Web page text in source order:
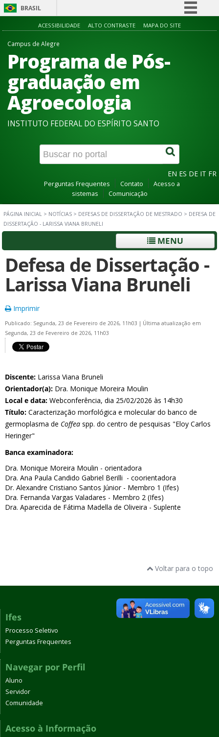
BRASIL
Simplifique!
Participe
Acesso à informação
ACESSIBILIDADE ALTO CONTRASTE MAPA DO SITE
Campus de Alegre
Programa de Pós-
graduação em
Agroecologia
INSTITUTO FEDERAL DO ESPÍRITO SANTO
EN ES DE IT FR
Perguntas Frequentes Contato
Acesso a
sistemas
Comunicação
PÁGINA INICIAL > NOTÍCIAS > DEFESAS DE DISSERTAÇÃO DE MESTRADO > DEFESA DE
DISSERTAÇÃO - LARISSA VIANA BRUNELI
MENU
Defesa de Dissertação -
Larissa Viana Bruneli
Imprimir
Publicado: Segunda, 23 de Fevereiro de 2026, 11h03 | Última atualização em
Segunda, 23 de Fevereiro de 2026, 11h03
Discente: Larissa Viana Bruneli
Orientador(a): Dra. Monique Moreira Moulin
Local e data: Webconferência, dia 25/02/2026 às 14h30
Título: Caracterização morfológica e molecular do banco de
germoplasma de Coffea spp. do centro de pesquisas "Eloy Carlos
Heringer"
Banca examinadora:
Dra. Monique Moreira Moulin - orientadora
Dra. Ana Paula Candido Gabriel Berilli - coorientadora
Dr. Alexandre Cristiano Santos Júnior - Membro 1 (Ifes)
Dra. Fernanda Vargas Valadares - Membro 2 (Ifes)
Dra. Aparecida de Fátima Madella de Oliveira - Suplente
Voltar para o topo
Ifes
Processo Seletivo
Perguntas Frequentes
Navegar por Perfil
Aluno
Servidor
Comunidade
Acesso à Informação